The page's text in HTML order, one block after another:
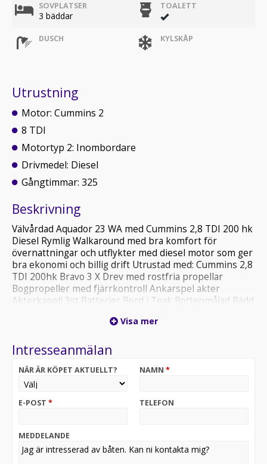
SOVPLATSER
3 bäddar
TOALETT
DUSCH KYLSKÅP
Utrustning
Motor: Cummins 2
8 TDI
Motortyp 2: Inombordare
Drivmedel: Diesel
Gångtimmar: 325
Beskrivning
Välvårdad Aquador 23 WA med Cummins 2,8 TDI 200 hk
Diesel Rymlig Walkaround med bra komfort för
övernattningar och utflykter med diesel motor som ger
bra ekonomi och billig drift Utrustad med: Cummins 2,8
TDI 200hk Bravo 3 X Drev med rostfria propellar
Bogpropeller med fjärrkontroll Ankarspel akter
Akterkapell 3st Batterier Bord i Teak Bottenmålad Bädd
med Septitank Däckslucka Fenderhållare
Hydralstyrning 1 lågigt Wallas spis Självläns Garmin
targabåge Teak på badbrygga, stäv och i ruffen Zipwake
trimplan Vindrutetorkare på sb+bb Båten levereras
eller ring 0530-41118 för mer information
Visa mer
Intresseanmälan
NÄR ÄR KÖPET AKTUELLT? NAMN *
E-POST * TELEFON
MEDDELANDE